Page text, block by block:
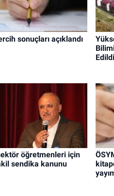
sonuçları açıklandı
Edildi
öğretmenleri için
sendika kanunu